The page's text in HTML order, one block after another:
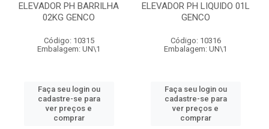
ELEVADOR PH BARRILHA
02KG GENCO
Código: 10315
Embalagem: UN\1
Faça seu login ou
cadastre-se para
ver preços e
comprar
ELEVADOR PH LIQUIDO 01L
GENCO
Código: 10316
Embalagem: UN\1
Faça seu login ou
cadastre-se para
ver preços e
comprar